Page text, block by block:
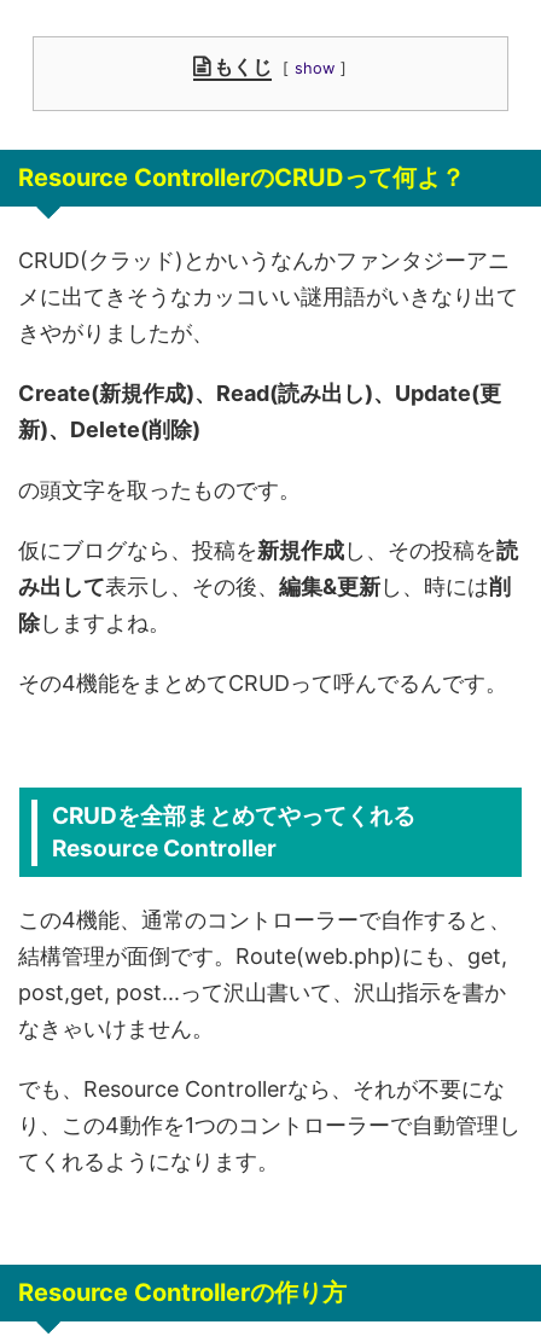
もくじ show
Resource ControllerのCRUDって何よ？
CRUD(クラッド)とかいうなんかファンタジーアニ
メに出てきそうなカッコいい謎用語がいきなり出て
きやがりましたが、
Create(新規作成)、Read(読み出し)、Update(更
新)、Delete(削除)
の頭文字を取ったものです。
仮にブログなら、投稿を新規作成し、その投稿を読
み出して表示し、その後、 編集&更新し、時には削
除しますよね。
その4機能をまとめてCRUDって呼んでるんです。
CRUDを全部まとめてやってくれる
Resource Controller
この4機能、通常のコントローラーで自作すると、
結構管理が面倒です。Route(web.php)にも、get,
post,get, post...って沢山書いて、沢山指示を書か
なきゃいけません。
でも、Resource Controllerなら、それが不要にな
り、この4動作を1つのコントローラーで自動管理し
てくれるようになります。
Resource Controllerの作り方